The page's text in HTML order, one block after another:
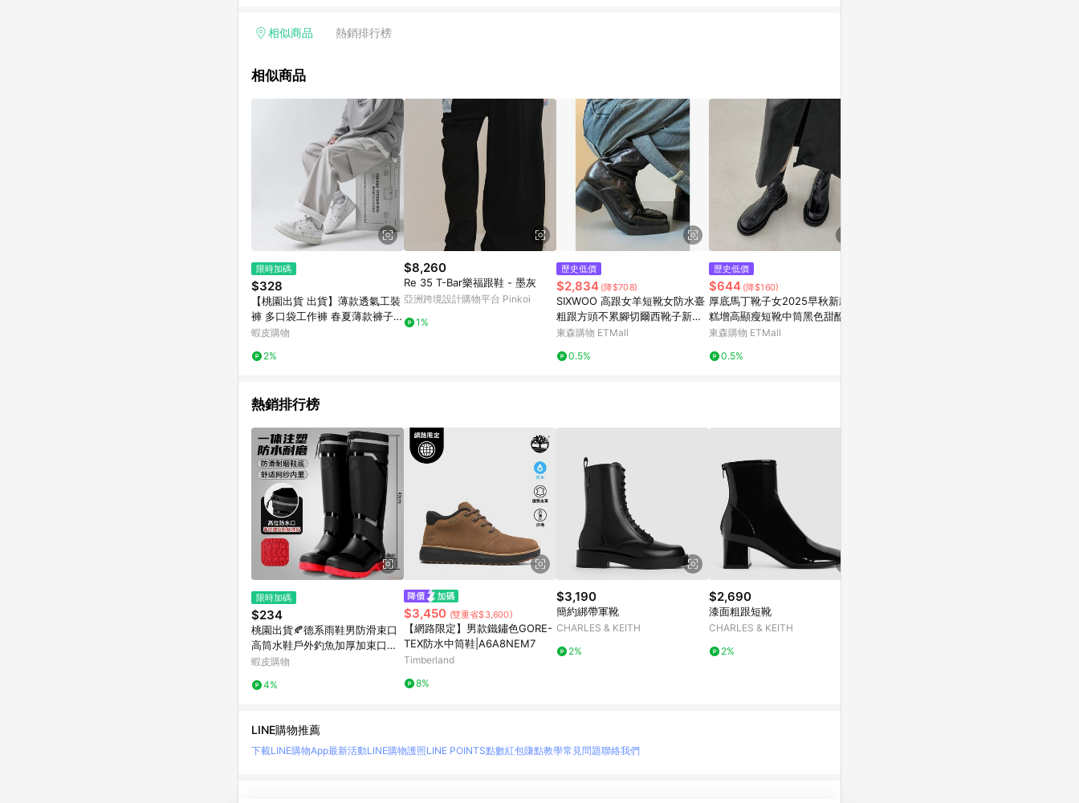
「草莓網」全館商品。 4. 如取消訂單、退貨、退款或購物中登出東森購物ETMall，將無法獲得點數回饋。 5. 點數回
面顯示為準。 7. LINE購物設有「單一商品最高回饋點數」機制(特殊活動時開放「回饋無上限」)，以同一訂單中同一
品資料更新會有時間差，如顯示之商品規格、顏色、價位、贈品與東森購物ETMall銷售網頁不符，以銷售網頁標示為
準。 9. 若有贈點爭議，請務必於訂單日期+180天以內至LINE購物客服洽詢；若超過180天(含)以上進行申訴，恕無法
贈點回饋。 10. 部分點數紅包僅限指定商品使用，或不適用於無回饋商品。各點數紅包之適用商品與使用條件請依點數
紅包頁面規則為準。
相似商品 熱銷排行榜
相似商品
限時加碼
$328
【桃園出貨 出貨】薄款透氣工裝
褲 多口袋工作褲 春夏薄款褲子
男士休閑褲 傘兵褲 寬松直筒褲
蝦皮購物
2%
$8,260
Re 35 T-Bar樂福跟鞋 - 墨灰
亞洲跨境設計購物平台 Pinkoi
1%
歷史低價
$2,834 (降$708)
SIXWOO 高跟女羊短靴女防水臺
粗跟方頭不累腳切爾西靴子新款
百搭
東森購物 ETMall
0.5%
歷史低價
$644 (降$160)
厚底馬丁靴子女2025早秋新款松
糕增高顯瘦短靴中筒黑色甜酷彈
力靴
東森購物 ETMall
0.5%
熱銷排行榜
限時加碼
$234
桃園出貨🍂德系雨鞋男防滑束口
高筒水鞋戶外釣魚加厚加束口中
筒防水雨靴膠鞋
蝦皮購物
4%
$3,450 (雙重省$3,600)
【網路限定】男款鐵鏽色GORE-
TEX防水中筒鞋|A6A8NEM7
Timberland
8%
$3,190
簡約綁帶軍靴
CHARLES & KEITH
2%
$2,690
漆面粗跟短靴
CHARLES & KEITH
2%
LINE購物推薦
下載LINE購物App最新活動LINE購物護照LINE POINTS點數紅包賺點教學常見問題聯絡我們